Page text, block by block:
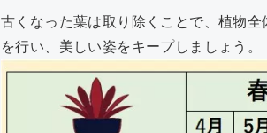
古くなった葉は取り除くことで、植物
を行い、美しい姿をキープしましょう。